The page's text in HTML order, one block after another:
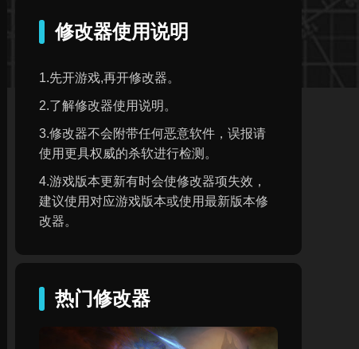
修改器使用说明
1.先开游戏,再开修改器。
2.了解修改器使用说明。
3.修改器不会附带任何恶意软件，误报请
使用更具权威的杀软进行检测。
4.游戏版本更新有时会使修改器项失效，
建议使用对应游戏版本或使用最新版本修
改器。
热门修改器